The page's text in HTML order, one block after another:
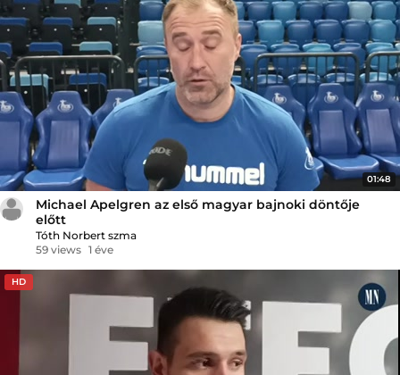
01:48
Michael Apelgren az első magyar bajnoki döntője
előtt
Tóth Norbert szma
59 views 1 éve
HD